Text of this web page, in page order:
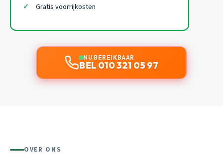
Gratis voorrijkosten
NU BEREIKBAAR
BEL 010 321 05 97
OVER ONS